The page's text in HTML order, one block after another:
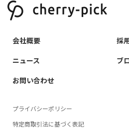
会社概要
採
ニュース
ブ
お問い合わせ
プライバシーポリシー
特定商取引法に基づく表記